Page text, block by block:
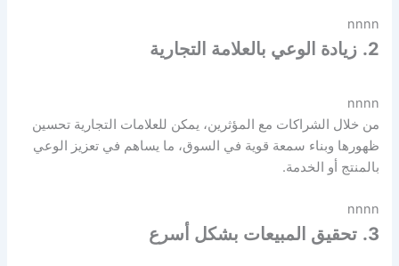
nnnn
2. زيادة الوعي بالعلامة التجارية
nnnn
من خلال الشراكات مع المؤثرين، يمكن للعلامات التجارية تحسين
ظهورها وبناء سمعة قوية في السوق، ما يساهم في تعزيز الوعي
بالمنتج أو الخدمة.
nnnn
3. تحقيق المبيعات بشكل أسرع